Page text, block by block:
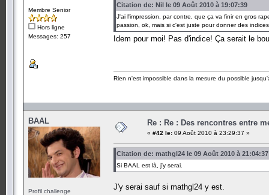
Membre Senior
Hors ligne
Messages: 257
Citation de: Nil le 09 Août 2010 à 19:07:39
J'ai l'impression, par contre, que ça va finir en gros
passion, ok, mais si c'est juste pour donner des
Idem pour moi! Pas d'indice! Ça serait le
Rien n'est impossible dans la mesure du possible
BAAL
Profil challenge
Re : Re : Des rencontres entre
« #42 le: 09 Août 2010 à 23:29:37 »
Citation de: mathgl24 le 09 Août 2010 à 21:04:37
Si BAAL est là, j'y serai.
J'y serai sauf si mathgl24 y est.